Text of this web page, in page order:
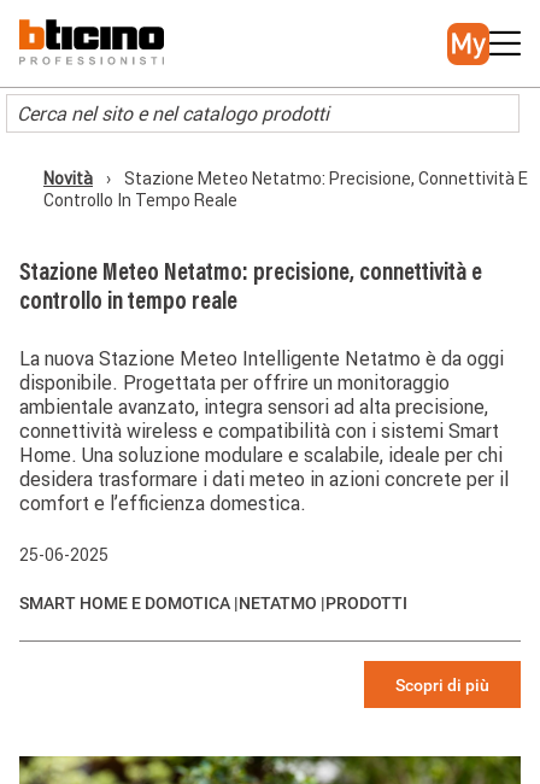
contenuto
principale
Main
navigation
Briciole
di
Novità
Stazione Meteo Netatmo: Precisione, Connettività E
Controllo In Tempo Reale
Stazione Meteo Netatmo: precisione, connettività e
controllo in tempo reale
La nuova Stazione Meteo Intelligente Netatmo è da oggi
disponibile. Progettata per offrire un monitoraggio
ambientale avanzato, integra sensori ad alta precisione,
connettività wireless e compatibilità con i sistemi Smart
Home. Una soluzione modulare e scalabile, ideale per chi
desidera trasformare i dati meteo in azioni concrete per il
comfort e l’efficienza domestica.
25-06-2025
SMART HOME E DOMOTICA |NETATMO |PRODOTTI
Scopri di più
Image